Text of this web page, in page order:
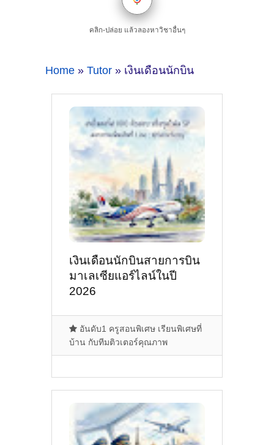
คลิก-ปล่อย แล้วลองหาวิชาอื่นๆ
Home » Tutor » เงินเดือนนักบิน
เงินเดือนนักบินสายการบิน
มาเลเซียแอร์ไลน์ในปี
2026
อันดับ1 ครูสอนพิเศษ เรียนพิเศษที่
บ้าน กับทีมติวเตอร์คุณภาพ